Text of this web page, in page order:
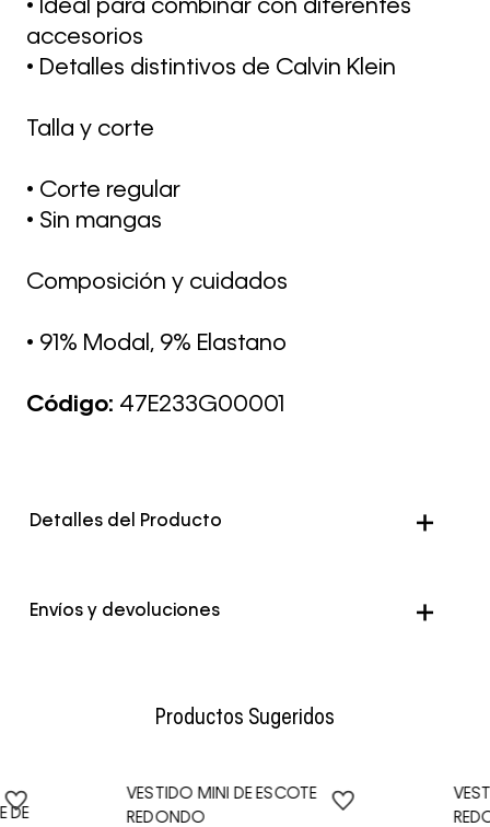
• Ideal para combinar con diferentes
accesorios
• Detalles distintivos de Calvin Klein
Talla y corte
• Corte regular
• Sin mangas
Composición y cuidados
• 91% Modal, 9% Elastano
Código: 47E233G00001
Detalles del Producto
Genero Mujer
Envíos y devoluciones
Productos Sugeridos
DE
VESTIDO MINI DE ESCOTE
REDONDO